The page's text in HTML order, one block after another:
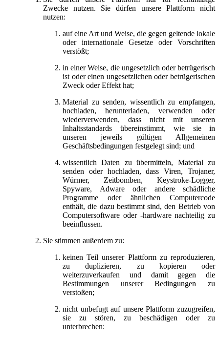
Zwecke nutzen. Sie dürfen unsere Plattform nicht
nutzen:
auf eine Art und Weise, die gegen geltende lokale
oder internationale Gesetze oder Vorschriften
verstößt;
in einer Weise, die ungesetzlich oder betrügerisch
ist oder einen ungesetzlichen oder betrügerischen
Zweck oder Effekt hat;
Material zu senden, wissentlich zu empfangen,
hochladen, herunterladen, verwenden oder
wiederverwenden, dass nicht mit unseren
Inhaltsstandards übereinstimmt, wie sie in
unseren jeweils gültigen Allgemeinen
Geschäftsbedingungen festgelegt sind; und
wissentlich Daten zu übermitteln, Material zu
senden oder hochladen, dass Viren, Trojaner,
Würmer, Zeitbomben, Keystroke-Logger,
Spyware, Adware oder andere schädliche
Programme oder ähnlichen Computercode
enthält, die dazu bestimmt sind, den Betrieb von
Computersoftware oder -hardware nachteilig zu
beeinflussen.
Sie stimmen außerdem zu:
keinen Teil unserer Plattform zu reproduzieren,
zu duplizieren, zu kopieren oder
weiterzuverkaufen und damit gegen die
Bestimmungen unserer Bedingungen zu
verstoßen;
nicht unbefugt auf unsere Plattform zuzugreifen,
sie zu stören, zu beschädigen oder zu
unterbrechen: